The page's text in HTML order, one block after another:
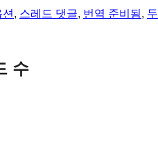
, 스레드 댓글, 번역 준비됨,
수